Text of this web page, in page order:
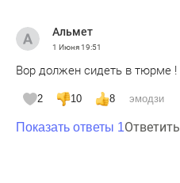
Альмет
1 Июня19:51
Вор должен сидеть в тюрме !
2 10 8 эмодзи
Показать ответы 1Ответить